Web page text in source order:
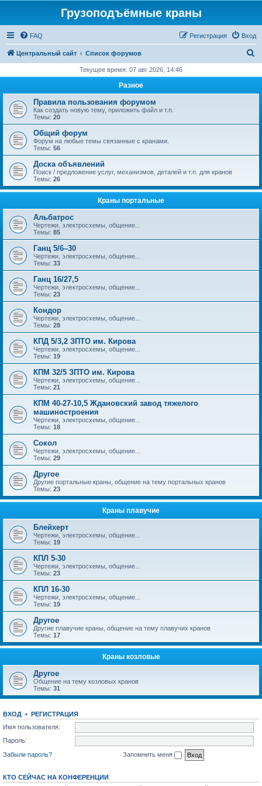
Грузоподъёмные краны
FAQ Вход
Регистрация
Центральный сайт Список форумов
с
Текущее время: 07 авг 2026, 14:46
Разное
Правила пользования форумом
Как создать новую тему, приложить файл и т.п.
Темы: 20
Общий форум
Форум на любые темы связанные с кранами.
Темы: 56
Доска объявлений
Поиск / предложение услуг, механизмов, деталей и т.п. для кранов
Темы: 26
Краны портальные
Альбатрос
Чертежи, электросхемы, общение...
Темы: 85
Ганц 5/6–30
Чертежи, электросхемы, общение...
Темы: 33
Ганц 16/27,5
Чертежи, электросхемы, общение...
Темы: 23
Кондор
Чертежи, электросхемы, общение...
Темы: 28
КПД 5/3,2 ЗПТО им. Кирова
Чертежи, электросхемы, общение...
Темы: 19
КПМ 32/5 ЗПТО им. Кирова
Чертежи, электросхемы, общение...
Темы: 21
КПМ 40-27-10,5 Ждановский завод тяжелого
машиностроения
Чертежи, электросхемы, общение...
Темы: 18
Сокол
Чертежи, электросхемы, общение...
Темы: 29
Другое
Другие портальные краны, общение на тему портальных кранов
Темы: 23
Краны плавучие
Блейхерт
Чертежи, электросхемы, общение...
Темы: 19
КПЛ 5-30
Чертежи, электросхемы, общение...
Темы: 23
КПЛ 16-30
Чертежи, электросхемы, общение...
Темы: 19
Другое
Другие плавучие краны, общение на тему плавучих кранов
Темы: 17
Краны козловые
Другое
Общение на тему козловых кранов
Темы: 31
ВХОД • РЕГИСТРАЦИЯ
Имя пользователя:
Пароль:
Забыли пароль?
Запомнить меня
КТО СЕЙЧАС НА КОНФЕРЕНЦИИ